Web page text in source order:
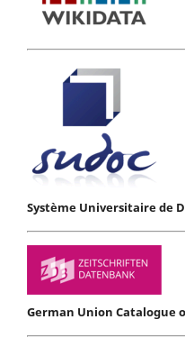
Système Universitaire de
German Union Catalogue